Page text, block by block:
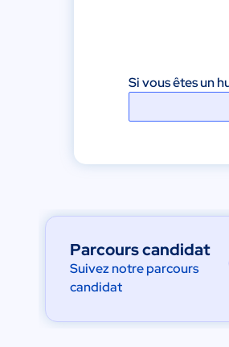
Si vous êtes un
Parcours candidat
Suivez notre parcours
candidat